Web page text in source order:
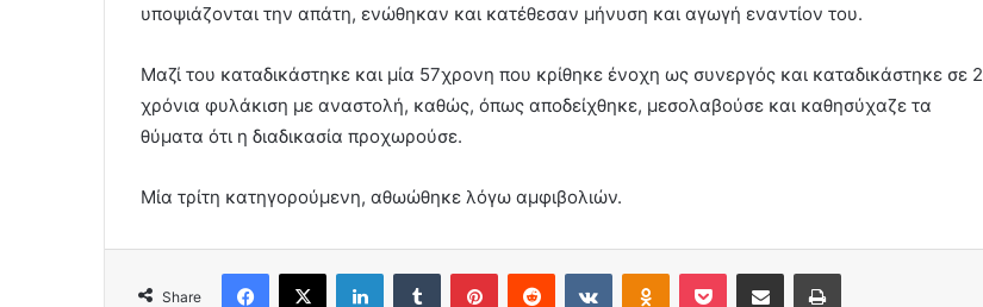
υποψιάζονται την απάτη, ενώθηκαν και κατέθεσαν μήνυση και αγωγή εναντίον του.
Μαζί του καταδικάστηκε και μία 57χρονη που κρίθηκε ένοχη ως συνεργός και καταδικάστηκε σε 2
χρόνια φυλάκιση με αναστολή, καθώς, όπως αποδείχθηκε, μεσολαβούσε και καθησύχαζε τα
θύματα ότι η διαδικασία προχωρούσε.
Μία τρίτη κατηγορούμενη, αθωώθηκε λόγω αμφιβολιών.
Share
Facebook
X LinkedInTumblr PinterestReddit VKontakteOdnoklassniki
Pocket Share via Email Print